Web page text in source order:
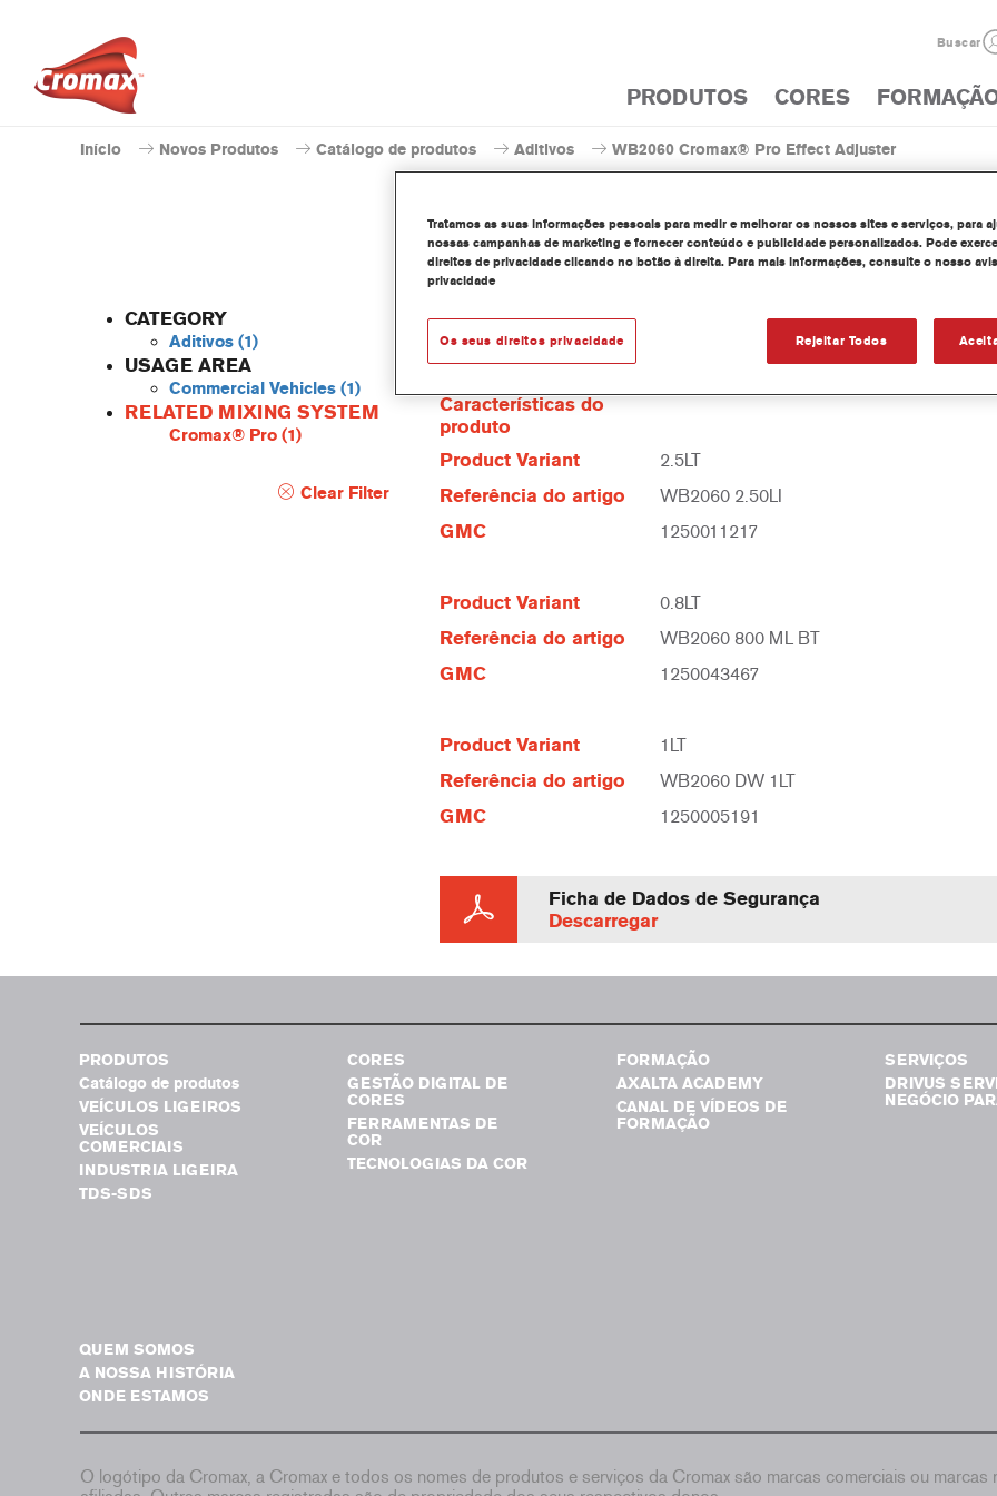
Buscar
PRODUTOS CORES
Início Novos Produtos Catálogo de produtos Aditivos WB2060 Cromax® Pro Effect Adjuster
CATEGORY
Aditivos (1)
USAGE AREA
Commercial Vehicles (1)
RELATED MIXING SYSTEM
Cromax® Pro (1)
Clear Filter
WB2060 Cromax®
Características do
produto
Product Variant
2.5LT
Referência do artigo WB2060 2.50LI
GMC 1250011217
Product Variant 0.8LT
Referência do artigo WB2060 800 ML BT
GMC 1250043467
Product Variant 1LT
Referência do artigo WB2060 DW 1LT
GMC 1250005191
Ficha de Dados de Segurança
Descarregar
PRODUTOS
Catálogo de produtos
VEÍCULOS LIGEIROS
VEÍCULOS
COMERCIAIS
INDUSTRIA LIGEIRA
TDS-SDS
CORES
GESTÃO DIGITAL DE
CORES
FERRAMENTAS DE
COR
TECNOLOGIAS DA COR
FORMAÇÃO
AXALTA ACADEMY
CANAL DE VÍDEOS DE
FORMAÇÃO
SERVIÇOS
DRIVUS
NEGÓCIO
QUEM SOMOS
A NOSSA HISTÓRIA
ONDE ESTAMOS
O logótipo da Cromax, a Cromax e todos os nomes de produtos e serviços da Cromax são marcas comerciais ou
Tratamos as suas informações pessoais para medir e melhorar os nossos sites e serviços, para
nossas campanhas de marketing e fornecer conteúdo e publicidade personalizados. Pode
direitos de privacidade clicando no botão à direita. Para mais informações, consulte o nosso
privacidade
Rejeitar Todos
Os seus direitos privacidade